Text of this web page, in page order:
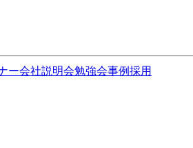
ー会社説明会勉強会事例採用